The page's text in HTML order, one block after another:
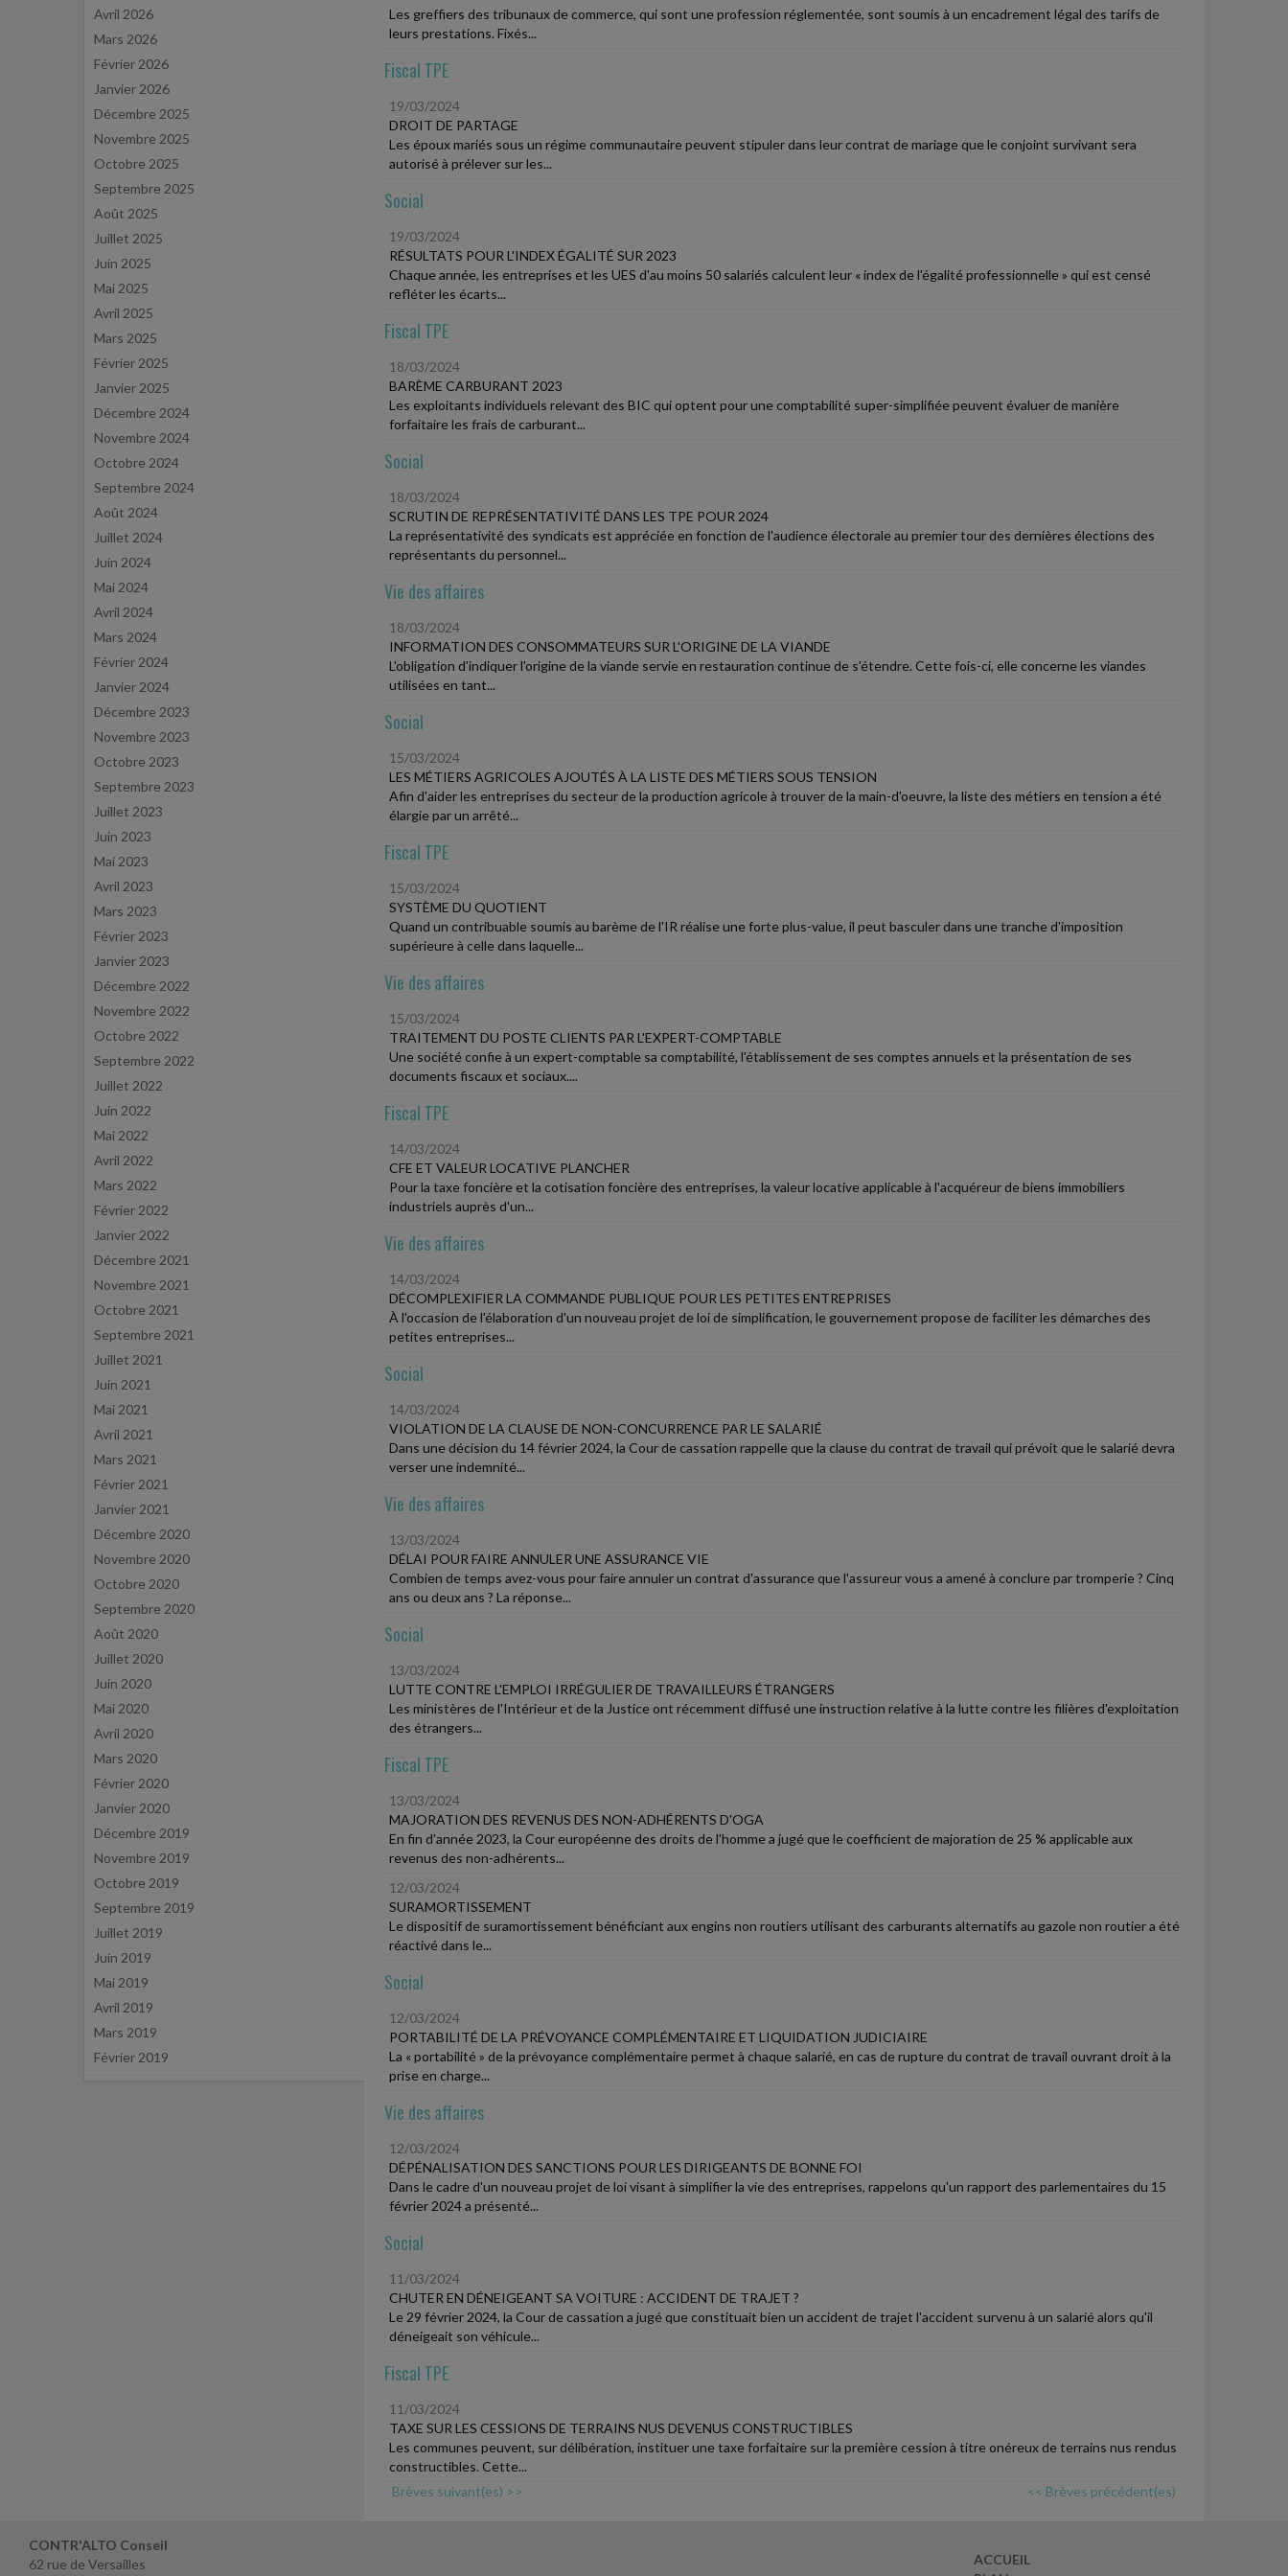
Avril 2026
Mars 2026
Février 2026
Janvier 2026
Décembre 2025
Novembre 2025
Octobre 2025
Septembre 2025
Août 2025
Juillet 2025
Juin 2025
Mai 2025
Avril 2025
Mars 2025
Février 2025
Janvier 2025
Décembre 2024
Novembre 2024
Octobre 2024
Septembre 2024
Août 2024
Juillet 2024
Juin 2024
Mai 2024
Avril 2024
Mars 2024
Février 2024
Janvier 2024
Décembre 2023
Novembre 2023
Octobre 2023
Septembre 2023
Juillet 2023
Juin 2023
Mai 2023
Avril 2023
Mars 2023
Février 2023
Janvier 2023
Décembre 2022
Novembre 2022
Octobre 2022
Septembre 2022
Juillet 2022
Juin 2022
Mai 2022
Avril 2022
Mars 2022
Février 2022
Janvier 2022
Décembre 2021
Novembre 2021
Octobre 2021
Septembre 2021
Juillet 2021
Juin 2021
Mai 2021
Avril 2021
Mars 2021
Février 2021
Janvier 2021
Décembre 2020
Novembre 2020
Octobre 2020
Septembre 2020
Août 2020
Juillet 2020
Juin 2020
Mai 2020
Avril 2020
Mars 2020
Février 2020
Janvier 2020
Décembre 2019
Novembre 2019
Octobre 2019
Septembre 2019
Juillet 2019
Juin 2019
Mai 2019
Avril 2019
Mars 2019
Février 2019
Les greffiers des tribunaux de commerce, qui sont une profession réglementée, sont soumis à un encadrement légal des tarifs de
leurs prestations. Fixés...
Fiscal TPE
19/03/2024
DROIT DE PARTAGE
Les époux mariés sous un régime communautaire peuvent stipuler dans leur contrat de mariage que le conjoint survivant sera
autorisé à prélever sur les...
Social
19/03/2024
RÉSULTATS POUR L'INDEX ÉGALITÉ SUR 2023
Chaque année, les entreprises et les UES d'au moins 50 salariés calculent leur « index de l'égalité professionnelle » qui est censé
refléter les écarts...
Fiscal TPE
18/03/2024
BARÈME CARBURANT 2023
Les exploitants individuels relevant des BIC qui optent pour une comptabilité super-simplifiée peuvent évaluer de manière
forfaitaire les frais de carburant...
Social
18/03/2024
SCRUTIN DE REPRÉSENTATIVITÉ DANS LES TPE POUR 2024
La représentativité des syndicats est appréciée en fonction de l'audience électorale au premier tour des dernières élections des
représentants du personnel...
Vie des affaires
18/03/2024
INFORMATION DES CONSOMMATEURS SUR L'ORIGINE DE LA VIANDE
L'obligation d'indiquer l'origine de la viande servie en restauration continue de s'étendre. Cette fois-ci, elle concerne les viandes
utilisées en tant...
Social
15/03/2024
LES MÉTIERS AGRICOLES AJOUTÉS À LA LISTE DES MÉTIERS SOUS TENSION
Afin d'aider les entreprises du secteur de la production agricole à trouver de la main-d'oeuvre, la liste des métiers en tension a été
élargie par un arrêté...
Fiscal TPE
15/03/2024
SYSTÈME DU QUOTIENT
Quand un contribuable soumis au barème de l'IR réalise une forte plus-value, il peut basculer dans une tranche d'imposition
supérieure à celle dans laquelle...
Vie des affaires
15/03/2024
TRAITEMENT DU POSTE CLIENTS PAR L'EXPERT-COMPTABLE
Une société confie à un expert-comptable sa comptabilité, l'établissement de ses comptes annuels et la présentation de ses
documents fiscaux et sociaux....
Fiscal TPE
14/03/2024
CFE ET VALEUR LOCATIVE PLANCHER
Pour la taxe foncière et la cotisation foncière des entreprises, la valeur locative applicable à l'acquéreur de biens immobiliers
industriels auprès d'un...
Vie des affaires
14/03/2024
DÉCOMPLEXIFIER LA COMMANDE PUBLIQUE POUR LES PETITES ENTREPRISES
À l'occasion de l'élaboration d'un nouveau projet de loi de simplification, le gouvernement propose de faciliter les démarches des
petites entreprises...
Social
14/03/2024
VIOLATION DE LA CLAUSE DE NON-CONCURRENCE PAR LE SALARIÉ
Dans une décision du 14 février 2024, la Cour de cassation rappelle que la clause du contrat de travail qui prévoit que le salarié devra
verser une indemnité...
Vie des affaires
13/03/2024
DÉLAI POUR FAIRE ANNULER UNE ASSURANCE VIE
Combien de temps avez-vous pour faire annuler un contrat d'assurance que l'assureur vous a amené à conclure par tromperie ? Cinq
ans ou deux ans ? La réponse...
Social
13/03/2024
LUTTE CONTRE L'EMPLOI IRRÉGULIER DE TRAVAILLEURS ÉTRANGERS
Les ministères de l'Intérieur et de la Justice ont récemment diffusé une instruction relative à la lutte contre les filières d'exploitation
des étrangers...
Fiscal TPE
13/03/2024
MAJORATION DES REVENUS DES NON-ADHÉRENTS D'OGA
En fin d'année 2023, la Cour européenne des droits de l'homme a jugé que le coefficient de majoration de 25 % applicable aux
revenus des non-adhérents...
12/03/2024
SURAMORTISSEMENT
Le dispositif de suramortissement bénéficiant aux engins non routiers utilisant des carburants alternatifs au gazole non routier a été
réactivé dans le...
Social
12/03/2024
PORTABILITÉ DE LA PRÉVOYANCE COMPLÉMENTAIRE ET LIQUIDATION JUDICIAIRE
La « portabilité » de la prévoyance complémentaire permet à chaque salarié, en cas de rupture du contrat de travail ouvrant droit à la
prise en charge...
Vie des affaires
12/03/2024
DÉPÉNALISATION DES SANCTIONS POUR LES DIRIGEANTS DE BONNE FOI
Dans le cadre d'un nouveau projet de loi visant à simplifier la vie des entreprises, rappelons qu'un rapport des parlementaires du 15
février 2024 a présenté...
Social
11/03/2024
CHUTER EN DÉNEIGEANT SA VOITURE : ACCIDENT DE TRAJET ?
Le 29 février 2024, la Cour de cassation a jugé que constituait bien un accident de trajet l'accident survenu à un salarié alors qu'il
déneigeait son véhicule...
Fiscal TPE
11/03/2024
TAXE SUR LES CESSIONS DE TERRAINS NUS DEVENUS CONSTRUCTIBLES
Les communes peuvent, sur délibération, instituer une taxe forfaitaire sur la première cession à titre onéreux de terrains nus rendus
constructibles. Cette...
Brèves suivant(es) >>
<< Brèves précédent(es)
CONTR'ALTO Conseil
62 rue de Versailles
ACCUEIL